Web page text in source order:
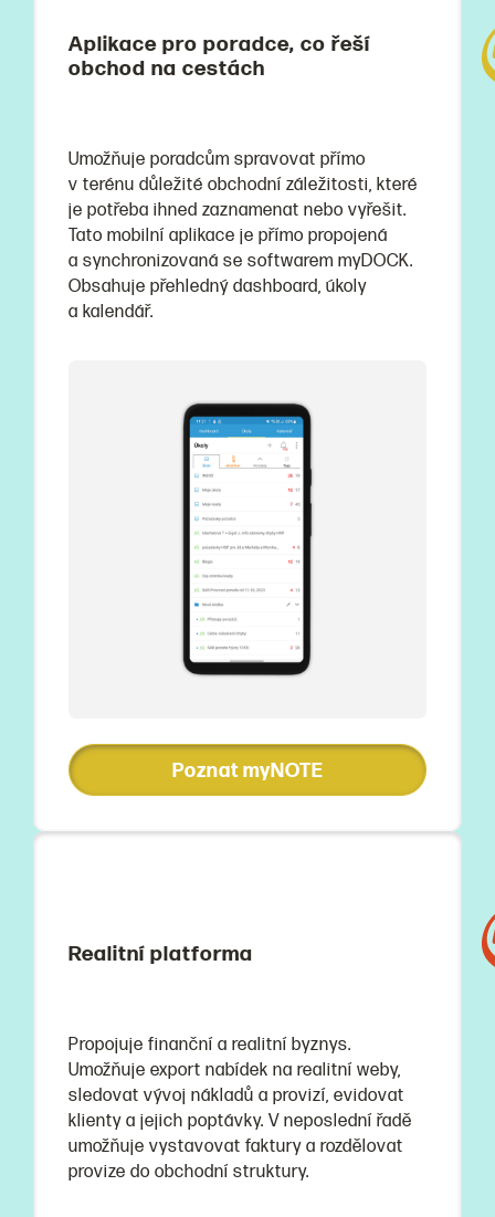
Aplikace pro poradce, co řeší
obchod na cestách
Umožňuje poradcům spravovat přímo
v terénu důležité obchodní záležitosti, které
je potřeba ihned zaznamenat nebo vyřešit.
Tato mobilní aplikace je přímo propojená
a synchronizovaná se softwarem myDOCK.
Obsahuje přehledný dashboard, úkoly
a kalendář.
Poznat myNOTE
Realitní platforma
Propojuje finanční a realitní byznys.
Umožňuje export nabídek na realitní weby,
sledovat vývoj nákladů a provizí, evidovat
klienty a jejich poptávky. V neposlední řadě
umožňuje vystavovat faktury a rozdělovat
provize do obchodní struktury.